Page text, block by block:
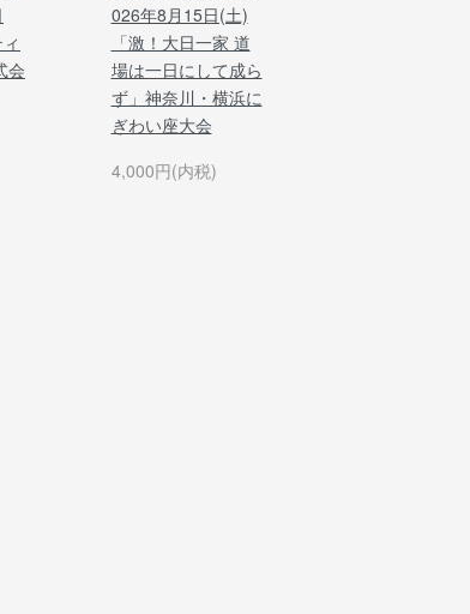
会
026年8月15日(土)
「激！大日一家 道
場は一日にして成ら
ず」神奈川・横浜に
ぎわい座大会
4,000円(内税)